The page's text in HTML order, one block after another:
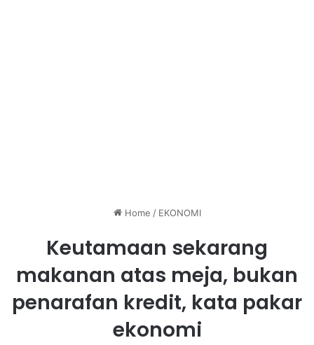
Home / EKONOMI
Keutamaan sekarang
makanan atas meja, bukan
penarafan kredit, kata pakar
ekonomi